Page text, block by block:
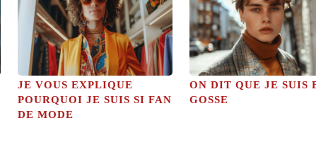
JE VOUS EXPLIQUE
POURQUOI JE SUIS SI FAN
DE MODE
ON DIT QUE JE SUIS
GOSSE